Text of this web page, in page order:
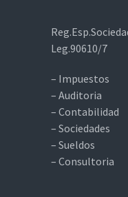
Leg.90610/7
– Impuestos
– Auditoria
– Contabilidad
– Sociedades
– Sueldos
– Consultoria